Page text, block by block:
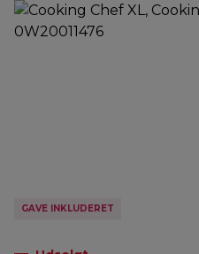
GAVE INKLUDERET